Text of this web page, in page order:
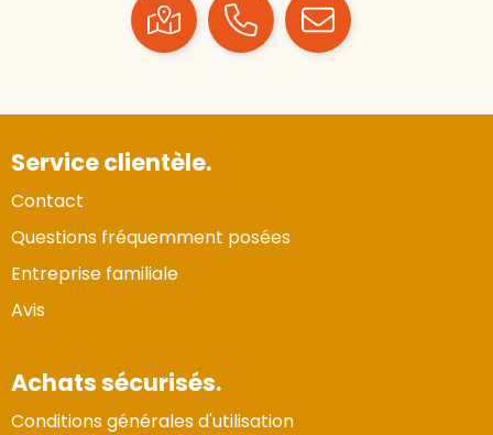
Service clientèle.
Contact
Questions fréquemment posées
Entreprise familiale
Avis
Achats sécurisés.
Conditions générales d'utilisation